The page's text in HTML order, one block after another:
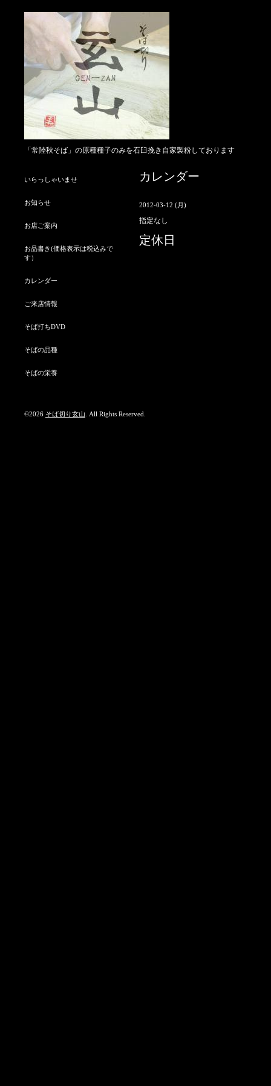
「常陸秋そば」の原種種子のみを石臼挽き自家製粉しております
カレンダー
2012-03-12 (月)
指定なし
定休日
いらっしゃいませ
お知らせ
お店ご案内
お品書き(価格表示は税込みで
す）
カレンダー
ご来店情報
そば打ちDVD
そばの品種
そばの栄養
©2026 そば切り玄山 . All Rights Reserved.